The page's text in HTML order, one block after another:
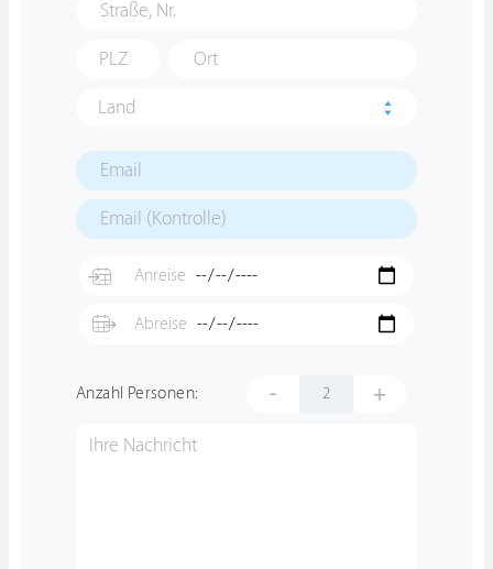
Land
Anzahl Personen: - +